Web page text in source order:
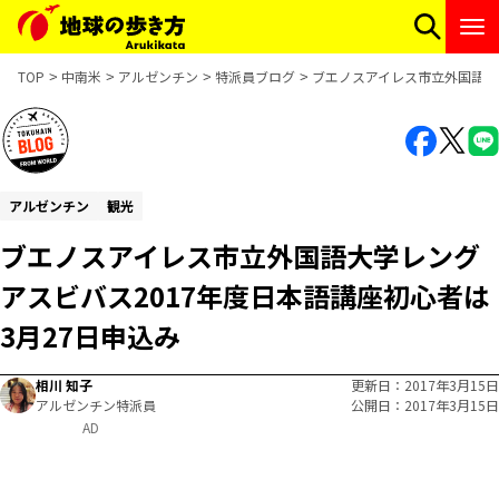
TOP 中南米 アルゼンチン 特派員ブログ ブエノスアイレス市立外国語
アルゼンチン 観光
ブエノスアイレス市立外国語大学レング
アスビバス2017年度日本語講座初心者は
3月27日申込み
相川 知子
アルゼンチン特派員
更新日
2017年3月15日
公開日
2017年3月15日
AD